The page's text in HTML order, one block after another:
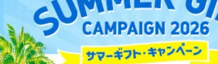
に特に必要がある場合であって、本人の同意を得るこ
とが困難である場合。
国の機関もしくは地方公共団体またはその委託を受け
た者が法令の定める事務を遂行することに対して協力
する必要がある場合であって、本人の同意を得ること
により当該事務の遂行に支障を及ぼすおそれがあると
き。
ご利用方法はこちら
総合案内